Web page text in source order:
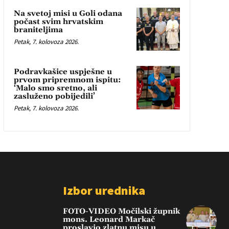
Na svetoj misi u Goli odana
počast svim hrvatskim
braniteljima
Petak, 7. kolovoza 2026.
Podravkašice uspješne u
prvom pripremnom ispitu:
‘Malo smo sretno, ali
zasluženo pobijedili’
Petak, 7. kolovoza 2026.
Izbor urednika
FOTO-VIDEO Močilski župnik
mons. Leonard Markač